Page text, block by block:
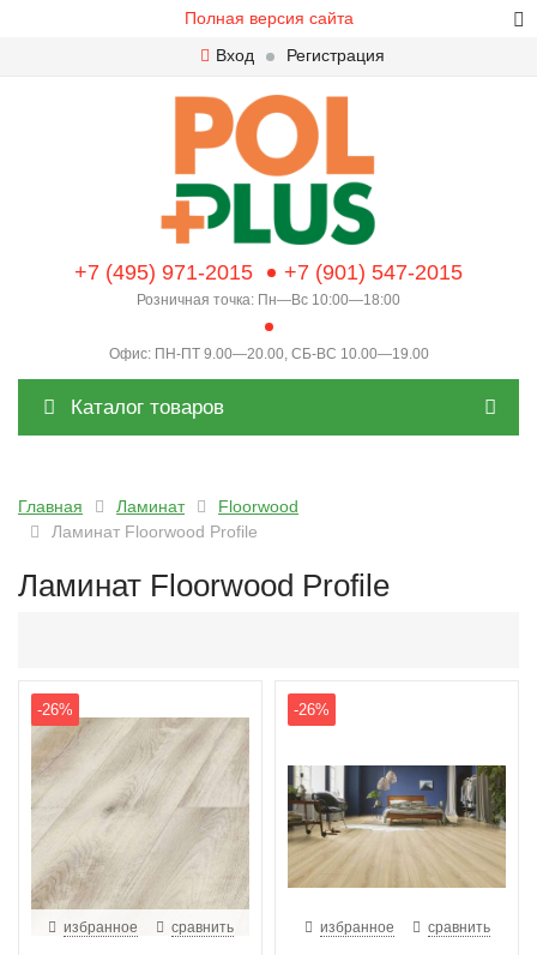
Полная версия сайта
Вход
Регистрация
+7 (495) 971-2015 +7 (901) 547-2015
Розничная точка: Пн—Вс 10:00—18:00
Офис: ПН-ПТ 9.00—20.00, СБ-ВС 10.00—19.00
Каталог товаров
Главная Ламинат
Floorwood
Ламинат Floorwood Profile
Ламинат Floorwood Profile
-26%
избранное сравнить
-26%
избранное сравнить